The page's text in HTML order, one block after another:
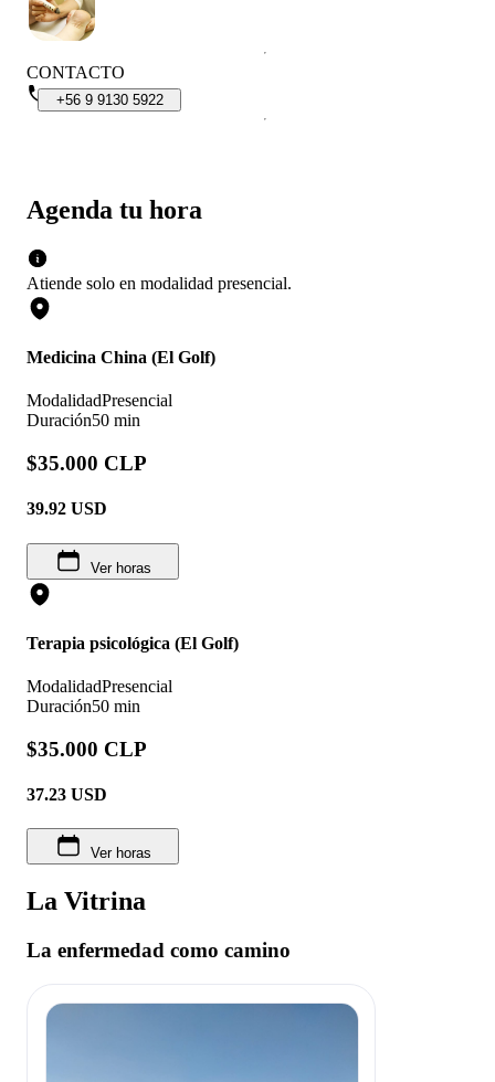
Agenda tu hora
Atiende solo en modalidad presencial.
Medicina China (El Golf)
ModalidadPresencial
Duración50 min
$35.000 CLP
39.92 USD
Ver horas
Terapia psicológica (El Golf)
ModalidadPresencial
Duración50 min
$35.000 CLP
37.23 USD
Ver horas
La Vitrina
La enfermedad como camino
CONTACTO
+56 9 9130 5922